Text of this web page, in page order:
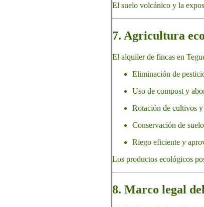
El suelo volcánico y la
7. Agricultura
El alquiler de fincas en
Eliminación de
Uso de compost y
Rotación de cultivos y
Conservación de
Riego eficiente y
Los productos ecológicos
8. Marco legal